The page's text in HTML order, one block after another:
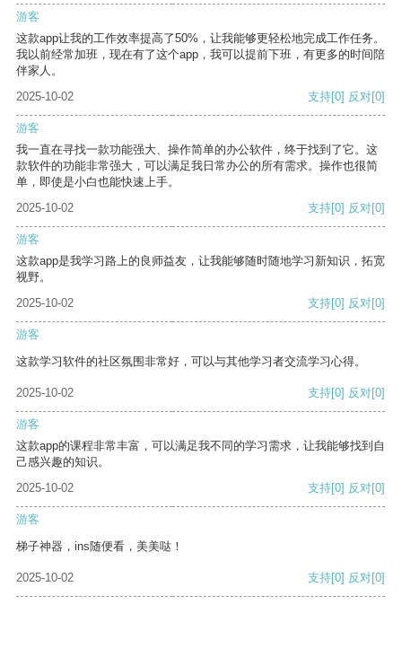
游客
这款app让我的工作效率提高了50%，让我能够更轻松地完成工作任务。
我以前经常加班，现在有了这个app，我可以提前下班，有更多的时间陪
伴家人。
2025-10-02
支持[0] 反对[0]
游客
我一直在寻找一款功能强大、操作简单的办公软件，终于找到了它。这
款软件的功能非常强大，可以满足我日常办公的所有需求。操作也很简
单，即使是小白也能快速上手。
2025-10-02
支持[0] 反对[0]
游客
这款app是我学习路上的良师益友，让我能够随时随地学习新知识，拓宽
视野。
2025-10-02
支持[0] 反对[0]
游客
这款学习软件的社区氛围非常好，可以与其他学习者交流学习心得。
2025-10-02 支持[0] 反对[0]
游客
这款app的课程非常丰富，可以满足我不同的学习需求，让我能够找到自
己感兴趣的知识。
2025-10-02
支持[0] 反对[0]
游客
梯子神器，ins随便看，美美哒！
2025-10-02 支持[0] 反对[0]